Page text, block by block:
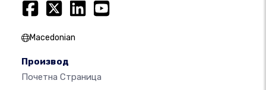
Macedonian
Производ
Почетна Страница